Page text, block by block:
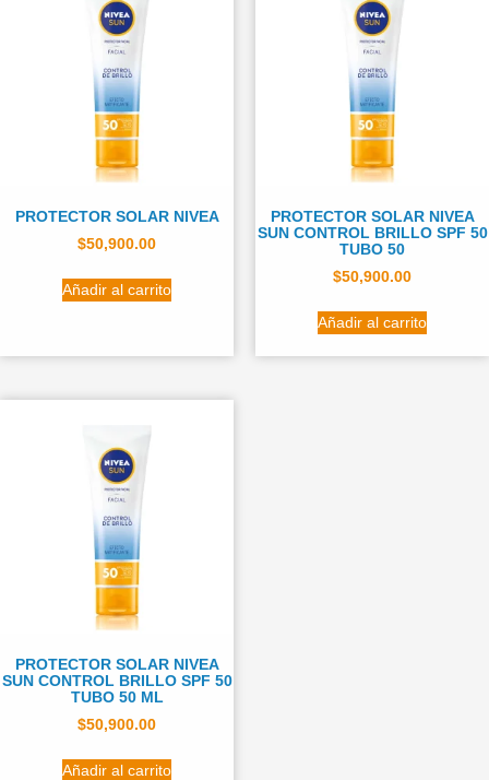
PROTECTOR SOLAR NIVEA
$50,900.00
Añadir al carrito
PROTECTOR SOLAR NIVEA
SUN CONTROL BRILLO SPF 50
TUBO 50
$50,900.00
Añadir al carrito
PROTECTOR SOLAR NIVEA
SUN CONTROL BRILLO SPF 50
TUBO 50 ML
$50,900.00
Añadir al carrito